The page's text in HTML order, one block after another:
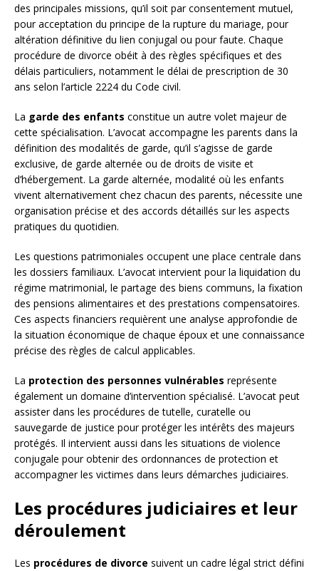
des principales missions, qu’il soit par consentement mutuel,
pour acceptation du principe de la rupture du mariage, pour
altération définitive du lien conjugal ou pour faute. Chaque
procédure de divorce obéit à des règles spécifiques et des
délais particuliers, notamment le délai de prescription de 30
ans selon l’article 2224 du Code civil.
La garde des enfants constitue un autre volet majeur de
cette spécialisation. L’avocat accompagne les parents dans la
définition des modalités de garde, qu’il s’agisse de garde
exclusive, de garde alternée ou de droits de visite et
d’hébergement. La garde alternée, modalité où les enfants
vivent alternativement chez chacun des parents, nécessite une
organisation précise et des accords détaillés sur les aspects
pratiques du quotidien.
Les questions patrimoniales occupent une place centrale dans
les dossiers familiaux. L’avocat intervient pour la liquidation du
régime matrimonial, le partage des biens communs, la fixation
des pensions alimentaires et des prestations compensatoires.
Ces aspects financiers requièrent une analyse approfondie de
la situation économique de chaque époux et une connaissance
précise des règles de calcul applicables.
La protection des personnes vulnérables représente
également un domaine d’intervention spécialisé. L’avocat peut
assister dans les procédures de tutelle, curatelle ou
sauvegarde de justice pour protéger les intérêts des majeurs
protégés. Il intervient aussi dans les situations de violence
conjugale pour obtenir des ordonnances de protection et
accompagner les victimes dans leurs démarches judiciaires.
Les procédures judiciaires et leur
déroulement
Les procédures de divorce suivent un cadre légal strict défini